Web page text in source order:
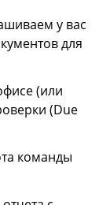
у вас
для
(или
(Due
команды